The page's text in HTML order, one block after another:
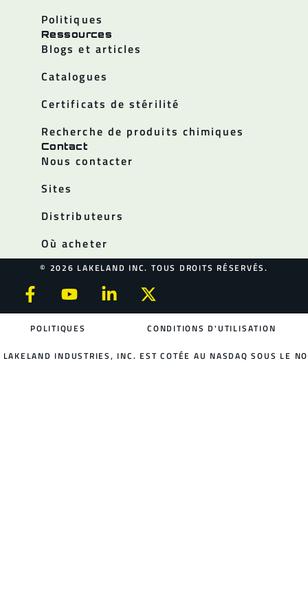
Politiques
Ressources
Blogs et articles
Catalogues
Certificats de stérilité
Recherche de produits chimiques
Contact
Nous contacter
Sites
Distributeurs
Où acheter
© 2026 LAKELAND INC. TOUS DROITS RÉSERVÉS.
POLITIQUES CONDITIONS D'UTILISATION
LAKELAND INDUSTRIES, INC. EST COTÉE AU NASDAQ SOUS LE